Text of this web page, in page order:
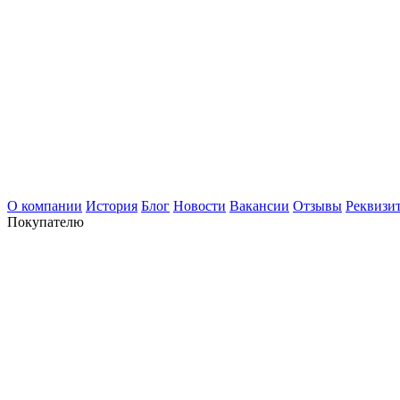
О компании История Блог Новости Вакансии Отзывы
Покупателю